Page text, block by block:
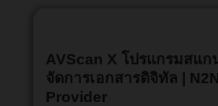
AVScan X โปรแกรมสแก
จัดการเอกสารดิจิทัล |
Provider